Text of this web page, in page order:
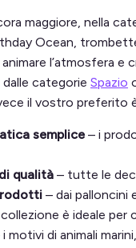
maggiore, nella
Ocean,
l’atmosfera e
categorie Spazio
il vostro
semplice – i
qualità – tutte le
– dai palloncini
è ideale per
i motivi di animali